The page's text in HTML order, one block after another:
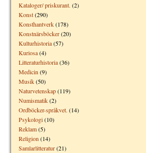
Kataloger/ priskurant. (2)
Konst(290)
Konsthantverk(178)
Konstnärsböcker(20)
Kulturhistoria(57)
Kuriosa(4)
Litteraturhistoria(36)
Medicin (9)
Musik(50)
Naturvetenskap(119)
Numismatik(2)
Ordböcker-språkvet. (14)
Psykologi(10)
Reklam(5)
Religion (14)
Samlarlitteratur(21)